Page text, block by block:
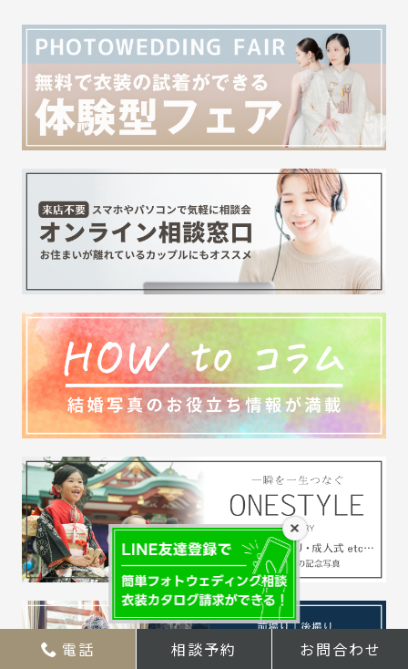
×
電話 相談予約 お問合わせ